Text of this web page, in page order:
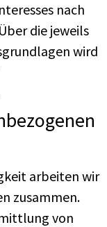
nach
die jeweils
wird
arbeiten wir
zusammen.
von